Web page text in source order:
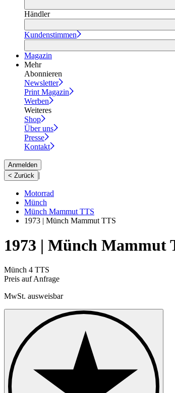
Händler
Kundenstimmen
Magazin
Mehr
Abonnieren
Newsletter
Print Magazin
Werben
Weiteres
Shop
Über uns
Presse
Kontakt
Anmelden
< Zurück
|
Motorrad
Münch
Münch Mammut TTS
1973 | Münch Mammut TTS
1973 | Münch Mammut
Münch 4 TTS
Preis auf Anfrage
MwSt. ausweisbar